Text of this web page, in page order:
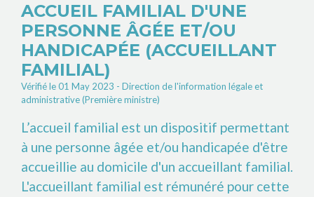
ACCUEIL FAMILIAL D'UNE
PERSONNE ÂGÉE ET/OU
HANDICAPÉE (ACCUEILLANT
FAMILIAL)
Vérifié le 01 May 2023 - Direction de l'information légale et
administrative (Première ministre)
L’accueil familial est un dispositif permettant
à une personne âgée et/ou handicapée d'être
accueillie au domicile d'un accueillant familial.
L'accueillant familial est rémunéré pour cette